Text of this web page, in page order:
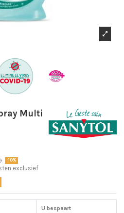
Multi
-10%
exclusief
U bespaart